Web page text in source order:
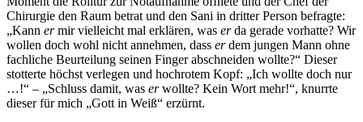
Chirurgie den Raum betrat und den Sani in dritter Person befragte:
Kann ermir vielleicht mal erklären, was erda gerade vorhatte? Wir
wollen doch wohl nicht annehmen, dass erdem jungen Mann ohne
fachliche Beurteilung seinen Finger abschneiden wollte?
Dieser
stotterte höchst verlegen und hochrotem Kopf:
Ich wollte doch nur
…!
– Schluss damit, was erwollte? Kein Wort mehr! , knurrte
dieser für mich
Gott in Weiß
erzürnt.